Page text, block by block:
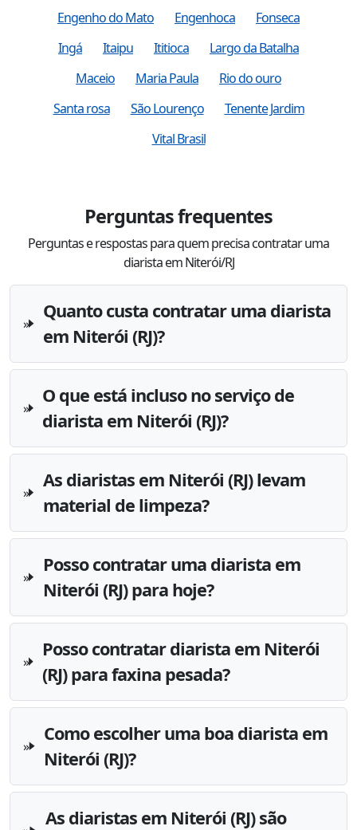
Engenho do Mato
Engenhoca
Fonseca
Ingá
Itaipu Ititioca
Largo da Batalha
Maceio
Maria Paula
Rio do ouro
Santa rosa
São Lourenço
Tenente Jardim
Vital Brasil
Perguntas frequentes
Perguntas e respostas para quem precisa contratar uma
diarista em Niterói/RJ
Quanto custa contratar uma diarista
em Niterói (RJ)?
O que está incluso no serviço de
diarista em Niterói (RJ)?
As diaristas em Niterói (RJ) levam
material de limpeza?
Posso contratar uma diarista em
Niterói (RJ) para hoje?
Posso contratar diarista em Niterói
(RJ) para faxina pesada?
Como escolher uma boa diarista em
Niterói (RJ)?
As diaristas em Niterói (RJ) são